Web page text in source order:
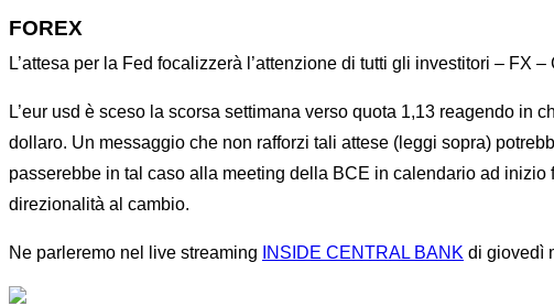
FOREX
L’attesa per la Fed focalizzerà l’attenzione di tutti gli investitori – FX
L’eur usd è sceso la scorsa settimana verso quota 1,13 reagendo in
dollaro. Un messaggio che non rafforzi tali attese (leggi sopra)
passerebbe in tal caso alla meeting della BCE in calendario ad
direzionalità al cambio.
Ne parleremo nel live streaming INSIDE CENTRAL BANK di giovedì